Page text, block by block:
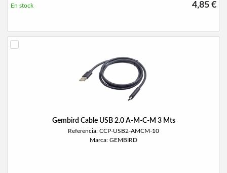
4,85 €
En stock
Gembird Cable USB 2.0 A-M-C-M 3 Mts
Referencia: CCP-USB2-AMCM-10
Marca: GEMBIRD